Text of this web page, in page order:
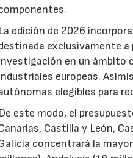
La edición de 2026
exclusivamente
en un ámbito
europeas.
elegibles para
De este modo, el
Castilla y León,
concentrará la